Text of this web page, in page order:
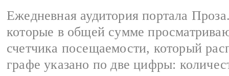
Ежедневная аудитория портала
которые в общей сумме
счетчика посещаемости, который
графе указано по две цифры: